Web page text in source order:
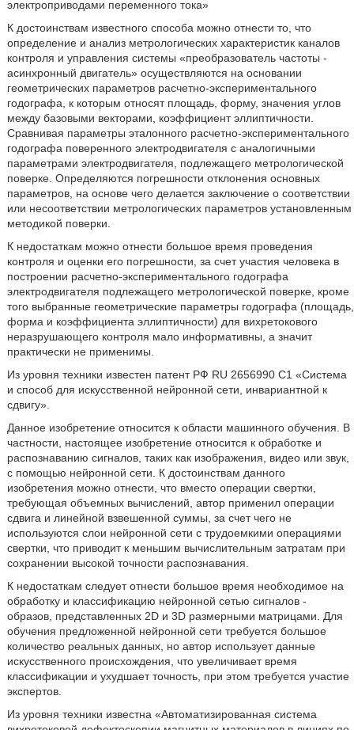
электроприводами переменного тока»
К достоинствам известного способа можно отнести то, что
определение и анализ метрологических характеристик каналов
контроля и управления системы «преобразователь частоты -
асинхронный двигатель» осуществляются на основании
геометрических параметров расчетно-экспериментального
годографа, к которым относят площадь, форму, значения углов
между базовыми векторами, коэффициент эллиптичности.
Сравнивая параметры эталонного расчетно-экспериментального
годографа поверенного электродвигателя с аналогичными
параметрами электродвигателя, подлежащего метрологической
поверке. Определяются погрешности отклонения основных
параметров, на основе чего делается заключение о соответствии
или несоответствии метрологических параметров установленным
методикой поверки.
К недостаткам можно отнести большое время проведения
контроля и оценки его погрешности, за счет участия человека в
построении расчетно-экспериментального годографа
электродвигателя подлежащего метрологической поверке, кроме
того выбранные геометрические параметры годографа (площадь,
форма и коэффициента эллиптичности) для вихретокового
неразрушающего контроля мало информативны, а значит
практически не применимы.
Из уровня техники известен патент РФ RU 2656990 C1 «Система
и способ для искусственной нейронной сети, инвариантной к
сдвигу».
Данное изобретение относится к области машинного обучения. В
частности, настоящее изобретение относится к обработке и
распознаванию сигналов, таких как изображения, видео или звук,
с помощью нейронной сети. К достоинствам данного
изобретения можно отнести, что вместо операции свертки,
требующая объемных вычислений, автор применил операции
сдвига и линейной взвешенной суммы, за счет чего не
используются слои нейронной сети с трудоемкими операциями
свертки, что приводит к меньшим вычислительным затратам при
сохранении высокой точности распознавания.
К недостаткам следует отнести большое время необходимое на
обработку и классификацию нейронной сетью сигналов -
образов, представленных 2D и 3D размерными матрицами. Для
обучения предложенной нейронной сети требуется большое
количество реальных данных, но автор использует данные
искусственного происхождения, что увеличивает время
классификации и ухудшает точность, при этом требуется участие
экспертов.
Из уровня техники известна «Автоматизированная система